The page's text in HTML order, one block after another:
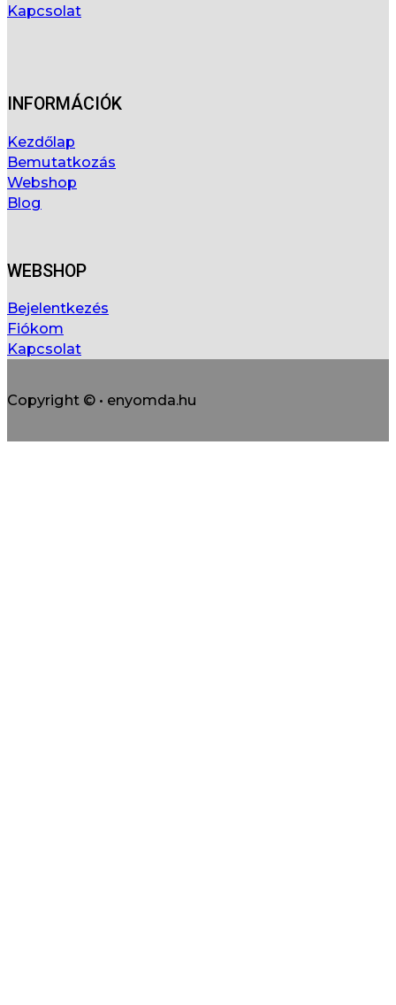
Kapcsolat
INFORMÁCIÓK
Kezdőlap
Bemutatkozás
Webshop
Blog
WEBSHOP
Bejelentkezés
Fiókom
Kapcsolat
Copyright © • enyomda.hu